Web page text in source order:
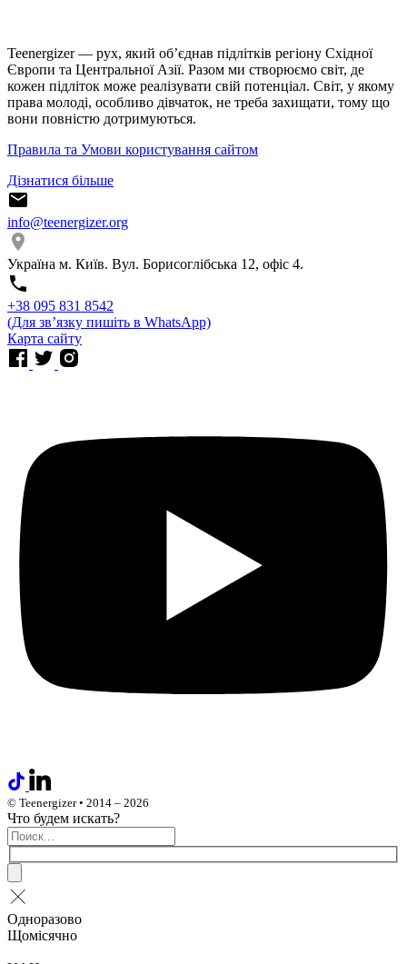
Teenergizer — рух, який об’єднав підлітків регіону Східної
Європи та Центральної Азії. Разом ми створюємо світ, де
кожен підліток може реалізувати свій потенціал. Світ, у якому
права молоді, особливо дівчаток, не треба захищати, тому що
вони повністю дотримуються.
Правила та Умови користування сайтом
Дізнатися більше
info@teenergizer.org
Україна м. Київ. Вул. Борисоглібська 12, офіс 4.
⁨+38 095 831 8542⁩
(Для звʼязку пишіть в WhatsApp)
Карта сайту
© Teenergizer • 2014 – 2026
Что будем искать?
Одноразово
Щомісячно